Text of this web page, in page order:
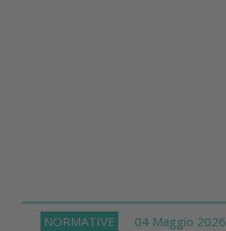
NORMATIVE 04 Maggio 2026